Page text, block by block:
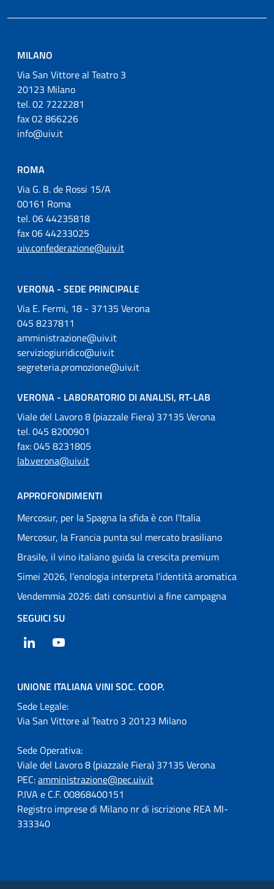
MILANO
Via San Vittore al Teatro 3
20123 Milano
tel. 02 7222281
fax 02 866226
info@uiv.it
ROMA
Via G. B. de Rossi 15/A
00161 Roma
tel. 06 44235818
fax 06 44233025
uiv.confederazione@uiv.it
VERONA - SEDE PRINCIPALE
Via E. Fermi, 18 - 37135 Verona
045 8237811
amministrazione@uiv.it
serviziogiuridico@uiv.it
segreteria.promozione@uiv.it
VERONA - LABORATORIO DI ANALISI, RT-LAB
Viale del Lavoro 8 (piazzale Fiera) 37135 Verona
tel. 045 8200901
fax: 045 8231805
lab.verona@uiv.it
APPROFONDIMENTI
Mercosur, per la Spagna la sfida è con l’Italia
Mercosur, la Francia punta sul mercato brasiliano
Brasile, il vino italiano guida la crescita premium
Simei 2026, l’enologia interpreta l’identità aromatica
Vendemmia 2026: dati consuntivi a fine campagna
SEGUICI SU
LinkedIn
UNIONE ITALIANA VINI SOC. COOP.
Sede Legale:
Via San Vittore al Teatro 3 20123 Milano
Sede Operativa:
Viale del Lavoro 8 (piazzale Fiera) 37135 Verona
PEC:amministrazione@pec.uiv.it
P.IVA e C.F. 00868400151
Registro imprese di Milano nr di iscrizione REA MI-
333340